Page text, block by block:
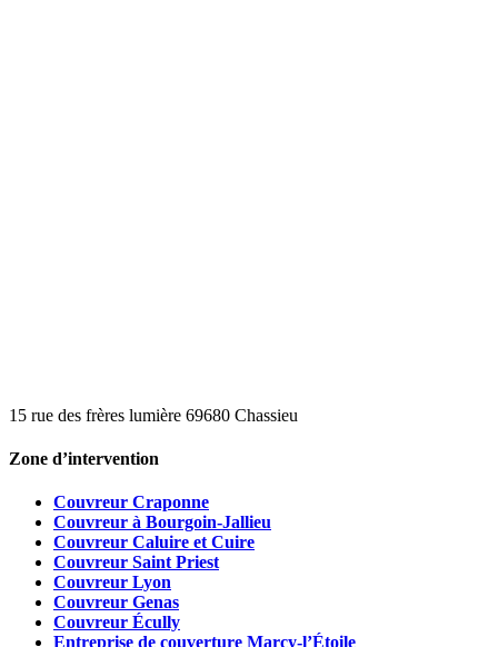
15 rue des frères lumière 69680 Chassieu
Zone d’intervention
Couvreur Craponne
Couvreur à Bourgoin-Jallieu
Couvreur Caluire et Cuire
Couvreur Saint Priest
Couvreur Lyon
Couvreur Genas
Couvreur Écully
Entreprise de couverture Marcy-l’Étoile